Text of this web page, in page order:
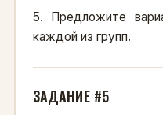
5. Предложите
каждой из групп.
ЗАДАНИЕ #5